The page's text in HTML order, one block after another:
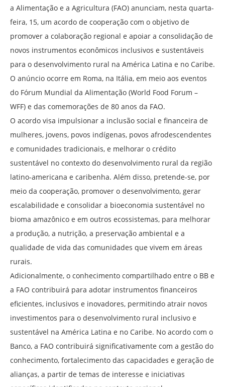
a Alimentação e a Agricultura (FAO) anunciam, nesta quarta-
feira, 15, um acordo de cooperação com o objetivo de
promover a colaboração regional e apoiar a consolidação de
novos instrumentos econômicos inclusivos e sustentáveis
para o desenvolvimento rural na América Latina e no Caribe.
O anúncio ocorre em Roma, na Itália, em meio aos eventos
do Fórum Mundial da Alimentação (World Food Forum –
WFF) e das comemorações de 80 anos da FAO.
O acordo visa impulsionar a inclusão social e financeira de
mulheres, jovens, povos indígenas, povos afrodescendentes
e comunidades tradicionais, e melhorar o crédito
sustentável no contexto do desenvolvimento rural da região
latino-americana e caribenha. Além disso, pretende-se, por
meio da cooperação, promover o desenvolvimento, gerar
escalabilidade e consolidar a bioeconomia sustentável no
bioma amazônico e em outros ecossistemas, para melhorar
a produção, a nutrição, a preservação ambiental e a
qualidade de vida das comunidades que vivem em áreas
rurais.
Adicionalmente, o conhecimento compartilhado entre o BB e
a FAO contribuirá para adotar instrumentos financeiros
eficientes, inclusivos e inovadores, permitindo atrair novos
investimentos para o desenvolvimento rural inclusivo e
sustentável na América Latina e no Caribe. No acordo com o
Banco, a FAO contribuirá significativamente com a gestão do
conhecimento, fortalecimento das capacidades e geração de
alianças, a partir de temas de interesse e iniciativas